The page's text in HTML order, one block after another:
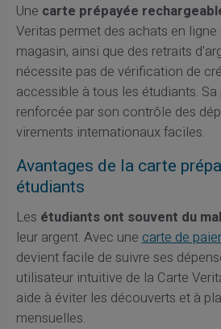
Une carte prépayée
Veritas permet des achats en
magasin, ainsi que des retraits
nécessite pas de vérification de
accessible à tous les étudiants.
renforcée par son contrôle des
virements internationaux faciles.
Avantages de la carte
étudiants
Les étudiants ont souvent du mal
leur argent. Avec une carte de
devient facile de suivre ses
utilisateur intuitive de la Carte
aide à éviter les découverts et à
mensuelles.